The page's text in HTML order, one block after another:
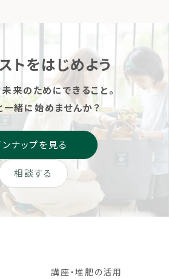
トをはじめよう
来のためにできること。
一緒に始めませんか？
相談する
ンナップを見る
講座・堆肥の活用